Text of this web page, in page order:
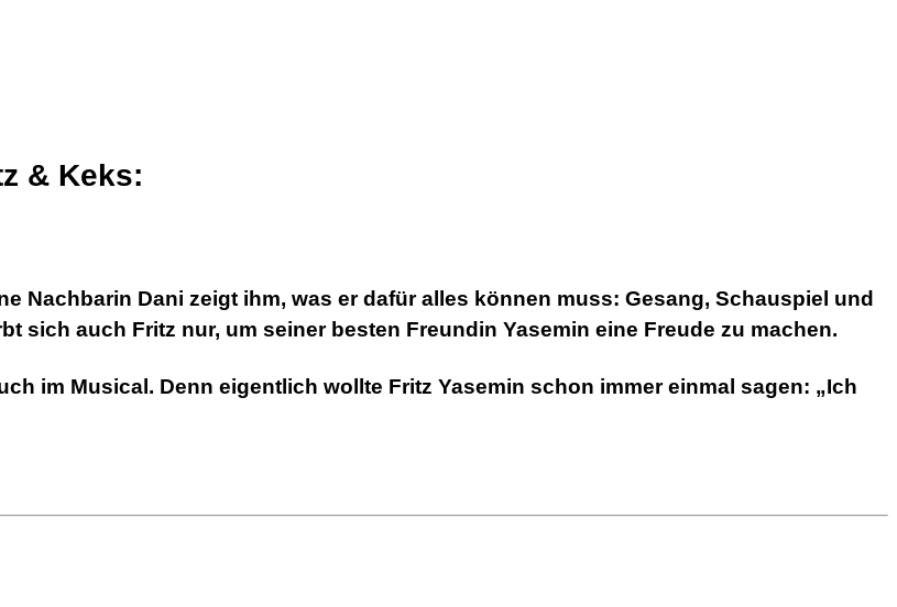
& Keks:
Nachbarin Dani zeigt ihm, was er dafür alles können muss: Gesang, Schauspiel und
sich auch Fritz nur, um seiner besten Freundin Yasemin eine Freude zu machen.
im Musical. Denn eigentlich wollte Fritz Yasemin schon immer einmal sagen: „Ich